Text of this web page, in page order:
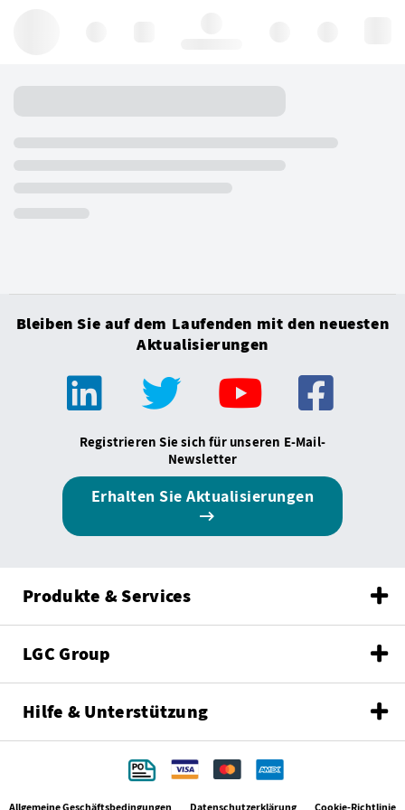
Bleiben Sie auf dem Laufenden mit den neuesten
Aktualisierungen
Registrieren Sie sich für unseren E-Mail-
Newsletter
Erhalten Sie Aktualisierungen
Produkte & Services
LGC Group
Hilfe & Unterstützung
Allgemeine Geschäftsbedingungen Datenschutzerklärung Cookie-Richtlinie